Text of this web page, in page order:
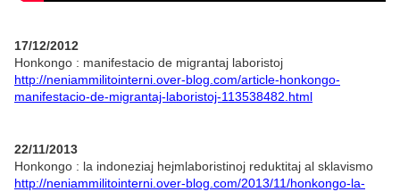
17/12/2012
Honkongo : manifestacio de migrantaj laboristoj
http://neniammilitointerni.over-blog.com/article-honkongo-
manifestacio-de-migrantaj-laboristoj-113538482.html
22/11/2013
Honkongo : la indoneziaj hejmlaboristinoj reduktitaj al sklavismo
http://neniammilitointerni.over-blog.com/2013/11/honkongo-la-